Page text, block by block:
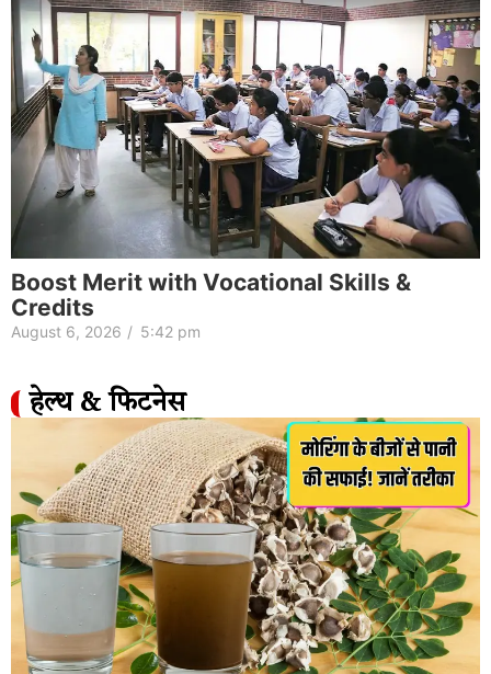
Boost Merit with Vocational Skills &
Credits
August 6, 2026 / 5:42 pm
हेल्थ & फिटनेस